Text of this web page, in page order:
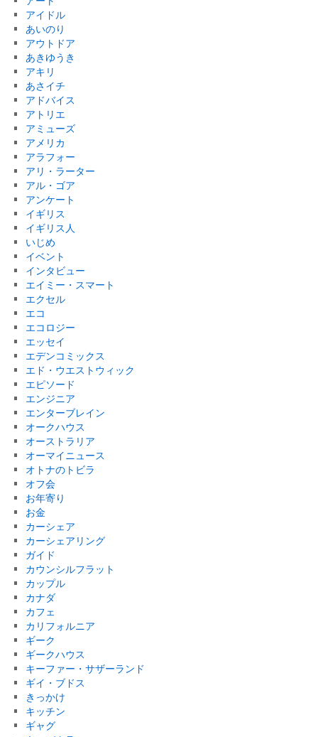
アイドル
あいのり
アウトドア
あきゆうき
アキリ
あさイチ
アドバイス
アトリエ
アミューズ
アメリカ
アラフォー
アリ・ラーター
アル・ゴア
アンケート
イギリス
イギリス人
いじめ
イベント
インタビュー
エイミー・スマート
エクセル
エコ
エコロジー
エッセイ
エデンコミックス
エド・ウエストウィック
エピソード
エンジニア
エンターブレイン
オークハウス
オーストラリア
オーマイニュース
オトナのトビラ
オフ会
お年寄り
お金
カーシェア
カーシェアリング
ガイド
カウンシルフラット
カップル
カナダ
カフェ
カリフォルニア
ギーク
ギークハウス
キーファー・サザーランド
ギイ・ブドス
きっかけ
キッチン
ギャグ